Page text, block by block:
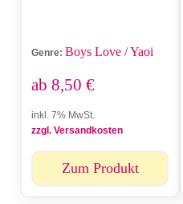
Genre: Boys Love / Yaoi
ab 8,50 €
inkl. 7% MwSt.
zzgl. Versandkosten
Zum Produkt